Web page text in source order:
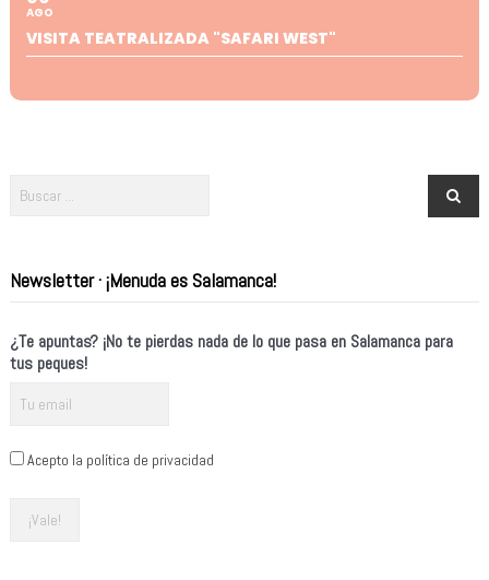
AGO
VISITA TEATRALIZADA "SAFARI WEST"
Newsletter · ¡Menuda es Salamanca!
¿Te apuntas? ¡No te pierdas nada de lo que pasa en Salamanca para
tus peques!
Acepto la política de privacidad